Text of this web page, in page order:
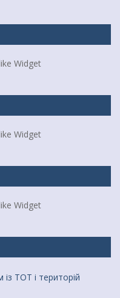
ТОТ і територій